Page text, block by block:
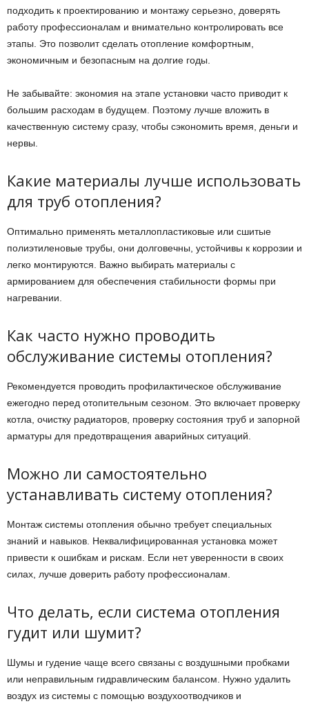
подходить к проектированию и монтажу серьезно, доверять
работу профессионалам и внимательно контролировать все
этапы. Это позволит сделать отопление комфортным,
экономичным и безопасным на долгие годы.
Не забывайте: экономия на этапе установки часто приводит к
большим расходам в будущем. Поэтому лучше вложить в
качественную систему сразу, чтобы сэкономить время, деньги и
нервы.
Какие материалы лучше использовать
для труб отопления?
Оптимально применять металлопластиковые или сшитые
полиэтиленовые трубы, они долговечны, устойчивы к коррозии и
легко монтируются. Важно выбирать материалы с
армированием для обеспечения стабильности формы при
нагревании.
Как часто нужно проводить
обслуживание системы отопления?
Рекомендуется проводить профилактическое обслуживание
ежегодно перед отопительным сезоном. Это включает проверку
котла, очистку радиаторов, проверку состояния труб и запорной
арматуры для предотвращения аварийных ситуаций.
Можно ли самостоятельно
устанавливать систему отопления?
Монтаж системы отопления обычно требует специальных
знаний и навыков. Неквалифицированная установка может
привести к ошибкам и рискам. Если нет уверенности в своих
силах, лучше доверить работу профессионалам.
Что делать, если система отопления
гудит или шумит?
Шумы и гудение чаще всего связаны с воздушными пробками
или неправильным гидравлическим балансом. Нужно удалить
воздух из системы с помощью воздухоотводчиков и